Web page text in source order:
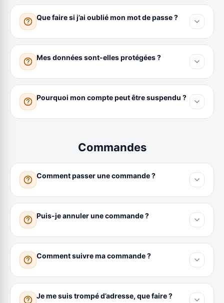
Que faire si j’ai oublié mon mot de passe ?
Mes données sont-elles protégées ?
Pourquoi mon compte peut être suspendu ?
Commandes
Comment passer une commande ?
Puis-je annuler une commande ?
Comment suivre ma commande ?
Je me suis trompé d’adresse, que faire ?